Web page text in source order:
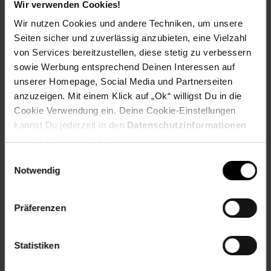
Wir verwenden Cookies!
Wir nutzen Cookies und andere Techniken, um unsere
Seiten sicher und zuverlässig anzubieten, eine Vielzahl
von Services bereitzustellen, diese stetig zu verbessern
sowie Werbung entsprechend Deinen Interessen auf
unserer Homepage, Social Media und Partnerseiten
anzuzeigen. Mit einem Klick auf „Ok“ willigst Du in die
Cookie Verwendung ein. Deine Cookie-Einstellungen
kannst Du jederzeit in den Datenschutzinformationen
Notwendig
Präferenzen
Statistiken
Herstellerinformationen
Fußzeile
Weitere Online-Angebote
Netto Reisen TV-Shop Weinwelt
Rezeptwelt Karriere